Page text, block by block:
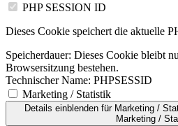
PHP SESSION ID
Dieses Cookie speichert die aktuelle
Speicherdauer: Dieses Cookie bleibt
Browsersitzung bestehen.
Technischer Name: PHPSESSID
Marketing / Statistik
Details einblendenfür Marketing /
Marketing /